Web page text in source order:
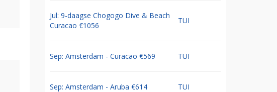
Jul: 9-daagse Chogogo Dive & Beach
Curacao €1056
TUI
Sep: Amsterdam - Curacao €569 TUI
Sep: Amsterdam - Aruba €614 TUI